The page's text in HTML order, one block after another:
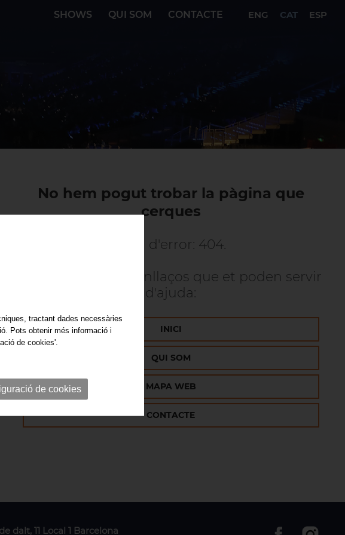
SHOWS QUI SOM CONTACTE ENG CAT ESP
No hem pogut trobar la pàgina que
cerques
Codi d'error: 404.
Aquí tens alguns enllaços que et poden servir
d'ajuda:
INICI
QUI SOM
MAPA WEB
CONTACTE
dalt, 11 Local 1 Barcelona
tractant dades necessàries
Pots obtenir més informació i
de cookies'.
de cookies